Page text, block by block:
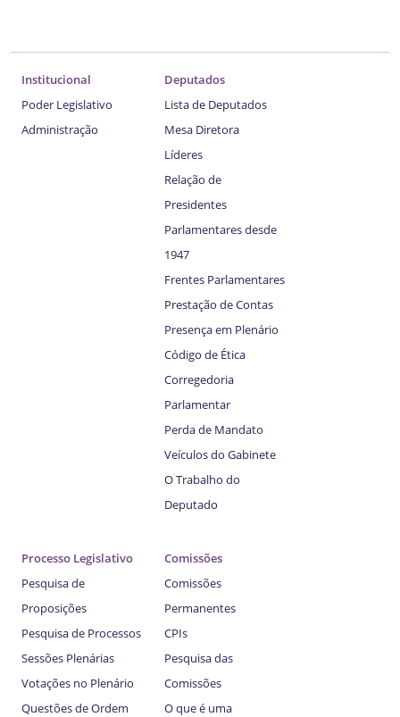
Institucional
Poder Legislativo
Administração
Deputados
Lista de Deputados
Mesa Diretora
Líderes
Relação de
Presidentes
Parlamentares desde
1947
Frentes Parlamentares
Prestação de Contas
Presença em Plenário
Código de Ética
Corregedoria
Parlamentar
Perda de Mandato
Veículos do Gabinete
O Trabalho do
Deputado
Processo Legislativo
Pesquisa de
Proposições
Pesquisa de Processos
Sessões Plenárias
Votações no Plenário
Questões de Ordem
Comissões
Comissões
Permanentes
CPIs
Pesquisa das
Comissões
O que é uma